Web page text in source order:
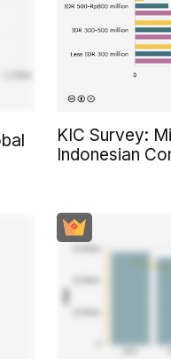
KIC Survey:
Indonesian